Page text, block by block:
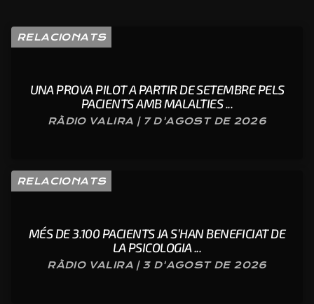
RELACIONATS
UNA PROVA PILOT A PARTIR DE SETEMBRE PELS
PACIENTS AMB MALALTIES ...
RÀDIO VALIRA | 7 D'AGOST DE 2026
RELACIONATS
MÉS DE 3.100 PACIENTS JA S’HAN BENEFICIAT DE
LA PSICOLOGIA ...
RÀDIO VALIRA | 3 D'AGOST DE 2026